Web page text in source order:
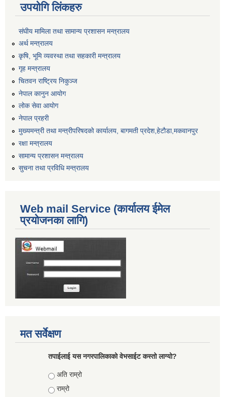
उपयोगि लिंकहरु
संघीय मामिला तथा सामान्य प्रशासन मन्त्रालय
अर्थ मन्त्रालय
कृषि, भूमि व्यवस्था तथा सहकारी मन्त्रालय
गृह मन्त्रालय
चितवन राष्ट्रिय निकुञ्ज
नेपाल कानुन आयोग
लोक सेवा आयोग
नेपाल प्रहरी
मुख्यमन्त्री तथा मन्त्रीपरिषदको कार्यालय, बागमती प्रदेश,हेटाैडा,मकवानपुर
रक्षा मन्त्रालय
सामान्य प्रशासन मन्त्रालय
सुचना तथा प्रविधि मन्त्रालय
Web mail Service (कार्यालय ईमेल
प्रयोजनका लागि)
मत सर्वेक्षण
तपाईलाई यस नगरपालिकाको वेभसाईट कस्तो लाग्यो?
Choices
अति राम्रो
राम्रो